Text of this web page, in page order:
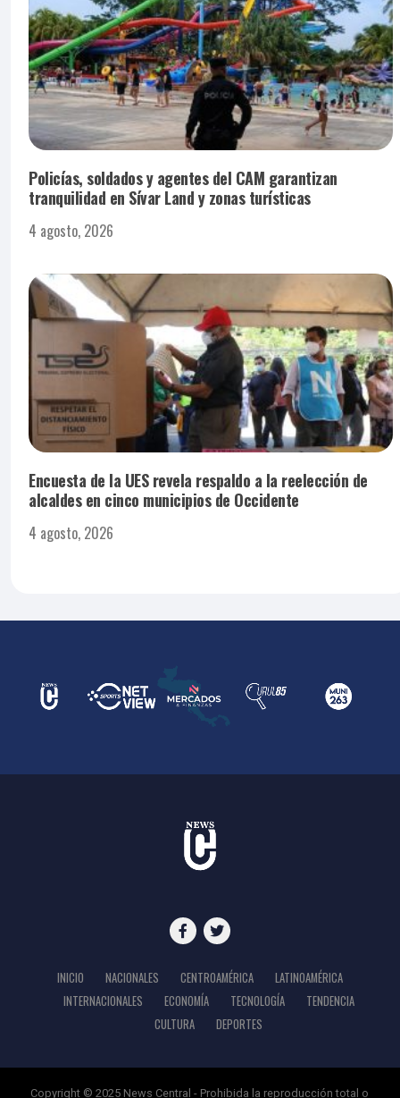
Policías, soldados y agentes del CAM garantizan
tranquilidad en Sívar Land y zonas turísticas
4 agosto, 2026
Encuesta de la UES revela respaldo a la reelección de
alcaldes en cinco municipios de Occidente
4 agosto, 2026
INICIO NACIONALES CENTROAMÉRICA
LATINOAMÉRICA
INTERNACIONALES
ECONOMÍA TECNOLOGÍA
TENDENCIA
CULTURA
DEPORTES
Copyright © 2025 News Central - Prohibida la reproducción total o